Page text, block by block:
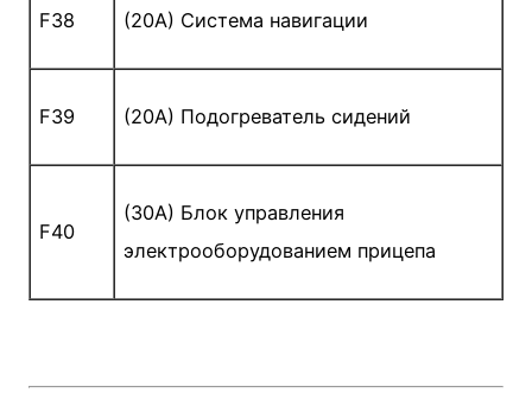
F38 (20A) Система навигации
F39 (20A) Подогреватель сидений
F40
(30A) Блок управления
электрооборудованием прицепа